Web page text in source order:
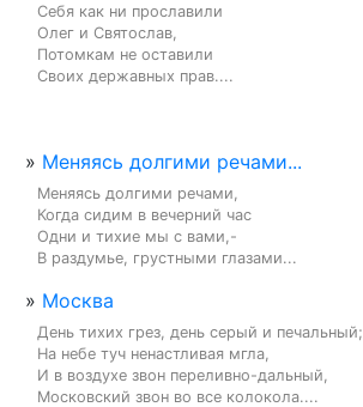
Себя как ни прославили
Олег и Святослав,
Потомкам не оставили
Своих державных прав....
» Меняясь долгими речами...
Меняясь долгими речами,
Когда сидим в вечерний час
Одни и тихие мы с вами,-
В раздумье, грустными глазами...
» Москва
День тихих грез, день серый и печальный;
На небе туч ненастливая мгла,
И в воздухе звон переливно-дальный,
Московский звон во все колокола....